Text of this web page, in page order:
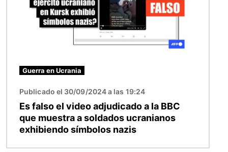
Guerra en Ucrania
Publicado el 30/09/2024 a las 19:24
Es falso el video adjudicado a la BBC
que muestra a soldados ucranianos
exhibiendo símbolos nazis